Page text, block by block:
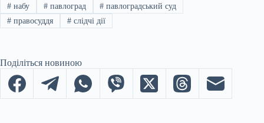
#набу #павлоград # павлоградський суд
#правосуддя #слідчі дії
Поділіться новиною